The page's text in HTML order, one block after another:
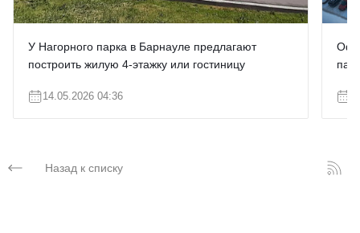
У Нагорного парка в Барнауле предлагают
построить жилую 4-этажку или гостиницу
14.05.2026 04:36
Назад к списку